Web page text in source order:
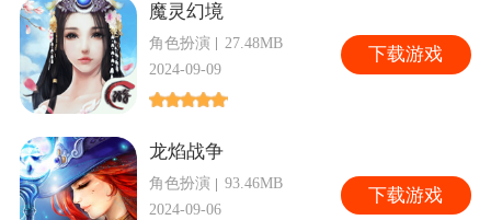
魔灵幻境
角色扮演
27.48MB
2024-09-09
下载游戏
龙焰战争
角色扮演
93.46MB
2024-09-06
下载游戏